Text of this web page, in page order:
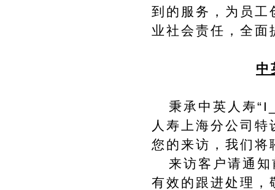
到的服务，为员工
业社会责任，全面
中
秉承中英人寿“
人寿上海分公司
您的来访，我们将
来访客户请通
有效的跟进处理，